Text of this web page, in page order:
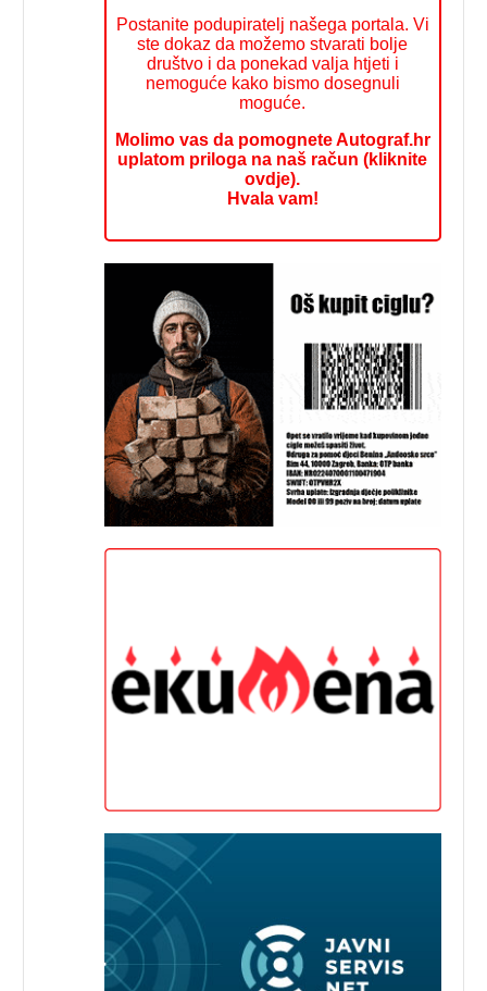
Postanite podupiratelj našega portala. Vi
ste dokaz da možemo stvarati bolje
društvo i da ponekad valja htjeti i
nemoguće kako bismo dosegnuli
moguće.
Molimo vas da pomognete Autograf.hr
uplatom priloga na naš račun (kliknite
ovdje).
Hvala vam!